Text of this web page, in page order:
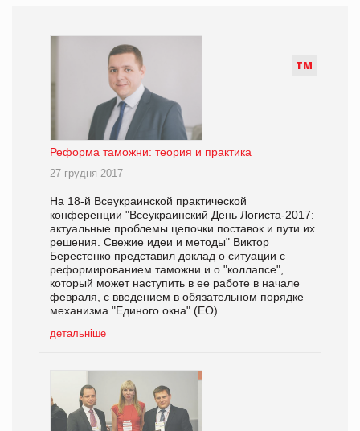
ТМ
Реформа таможни: теория и практика
27 грудня 2017
На 18-й Всеукраинской практической
конференции "Всеукраинский День Логиста-2017:
актуальные проблемы цепочки поставок и пути их
решения. Свежие идеи и методы" Виктор
Берестенко представил доклад о ситуации с
реформированием таможни и о "коллапсе",
который может наступить в ее работе в начале
февраля, с введением в обязательном порядке
механизма "Единого окна" (ЕО).
детальніше